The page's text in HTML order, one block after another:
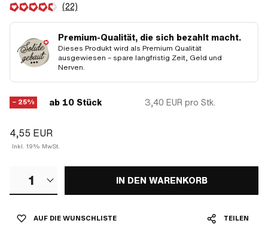
(22)
Premium-Qualität, die sich bezahlt macht.
Dieses Produkt wird als Premium Qualität
ausgewiesen – spare langfristig Zeit, Geld und
Nerven.
− 25% ab 10 Stück 3,40 EUR pro Stk.
4,55 EUR
Inkl. 19% MwSt.
1 IN DEN WARENKORB
AUF DIE WUNSCHLISTE TEILEN